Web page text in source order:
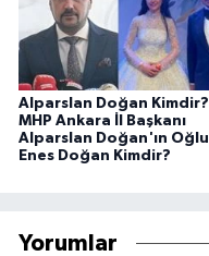
Alparslan Doğan Kimdir?
MHP Ankara İl Başkanı
Alparslan Doğan'ın Oğlu
Enes Doğan Kimdir?
Yorumlar